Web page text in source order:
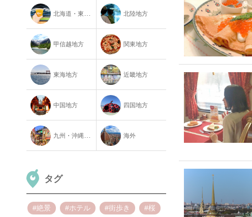
北海道・東北地方 北陸地方
甲信越地方 関東地方
東海地方 近畿地方
中国地方 四国地方
九州・沖縄地方 海外
タグ
#絶景 #ホテル #街歩き #桜